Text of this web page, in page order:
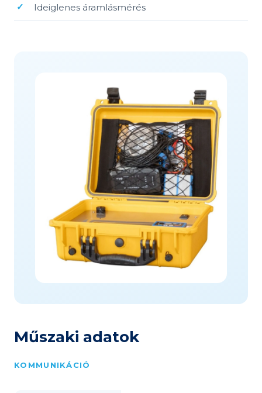
Ideiglenes áramlásmérés
Műszaki adatok
KOMMUNIKÁCIÓ